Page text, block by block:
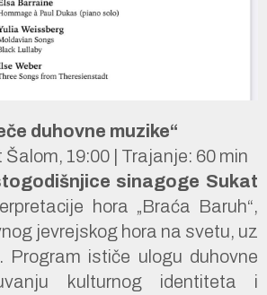
duhovne muzike“
19:00 | Trajanje: 60 min
sinagoge Sukat
hora „Braća Baruh“,
jevrejskog hora na svetu, uz
Program ističe ulogu duhovne
kulturnog identiteta i